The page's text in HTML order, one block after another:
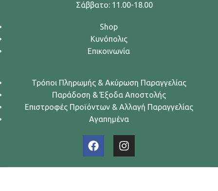
Σάββατο: 11.00-18.00
Shop
Κυνόπολις
Επικοινωνία
Τρόποι Πληρωμής & Ακύρωση Παραγγελίας
Παράδοση & Έξοδα Αποστολής
Επιστροφές Προϊόντων & Αλλαγή Παραγγελίας
Αγαπημένα